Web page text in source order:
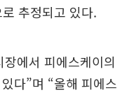
추정되고 있다.
에서 피에스케이의
다”며 “올해 피에스